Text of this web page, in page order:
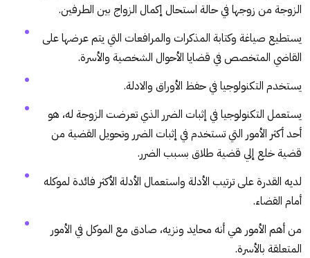
الزوجة من زوجها في حالة استحال إكمال الزواج بين الطرفين.
يستطيع صياغة وكتابة المذكرات والمرافعات التي يتم عرضها على
القاضي المتخصص في قضايا الأحوال الشخصية والأسرة.
يستخدم التكنولوجيا في حفظ الأوراق والادلة.
يستعمل التكنولوجيا في إثبات الضرر الذي تعرضت الزوجة له، هو
أحد أكثر الأمور التي تستخدم في إثبات الضرر وتحويل القضية من
قضية خلع إلي قضية طلاق بسبب الضرر.
لديه القدرة على ترتيب الأدلة واستعمال الأدلة الأكثر فائدة لموكله
أمام القضاء.
من أهم الأمور هي أنه محايد ونزيه، صادق مع الموكل في الأمور
المتعلقة بالأسرة.